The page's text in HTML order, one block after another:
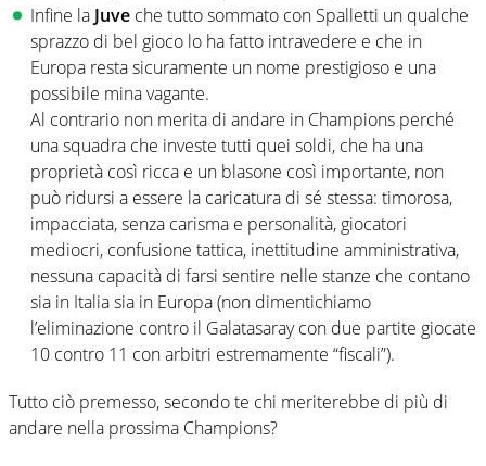
Infine la Juve che tutto sommato con Spalletti un qualche
sprazzo di bel gioco lo ha fatto intravedere e che in
Europa resta sicuramente un nome prestigioso e una
possibile mina vagante.
Al contrario non merita di andare in Champions perché
una squadra che investe tutti quei soldi, che ha una
proprietà così ricca e un blasone così importante, non
può ridursi a essere la caricatura di sé stessa: timorosa,
impacciata, senza carisma e personalità, giocatori
mediocri, confusione tattica, inettitudine amministrativa,
nessuna capacità di farsi sentire nelle stanze che contano
sia in Italia sia in Europa (non dimentichiamo
l’eliminazione contro il Galatasaray con due partite giocate
10 contro 11 con arbitri estremamente “fiscali”).
Tutto ciò premesso, secondo te chi meriterebbe di più di
andare nella prossima Champions?